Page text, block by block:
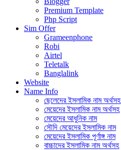
Premium Template
Php Script
Sim Offer
Grameenphone
Robi
Airtel
Teletalk
Banglalink
Website
Name Info
ছেলেদের ইসলামিক নাম অর্থসহ
মেয়েদের ইসলামিক নাম অর্থসহ
মেয়েদের আধুনিক নাম
সৌদি মেয়েদের ইসলামিক নাম
মেয়েদের ইসলামিক পূর্ণাঙ্গ নাম
বাচ্চাদের ইসলামিক নাম অর্থসহ